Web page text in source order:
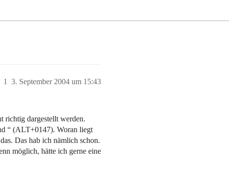
3. September 2004 um 15:43
1
richtig dargestellt werden.
“ (ALT+0147). Woran liegt
Das hab ich nämlich schon.
möglich, hätte ich gerne eine